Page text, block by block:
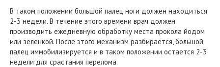
В таком положении большой палец ноги должен находиться
2-3 недели. В течение этого времени врач должен
производить ежедневную обработку места прокола йодом
или зеленкой. После этого механизм разбирается, большой
палец иммобилизируется и в таком положении остается 2-3
недели для срастания перелома.